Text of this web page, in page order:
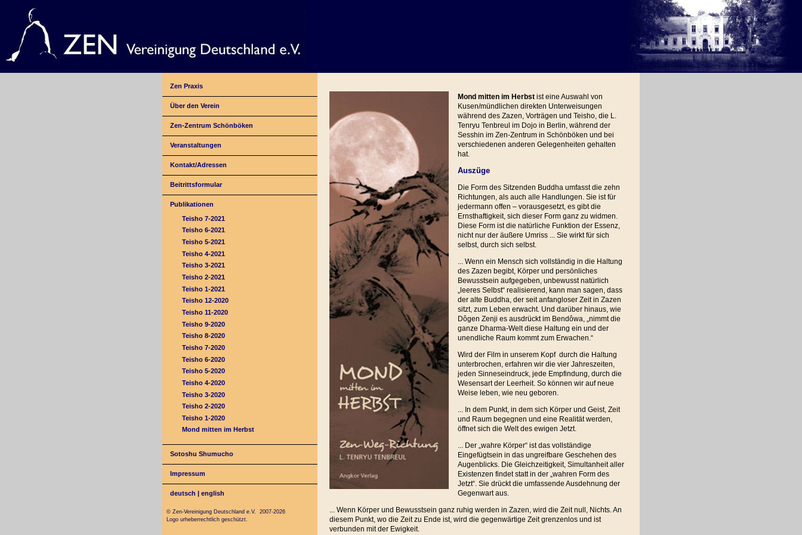
Zen Praxis
Über den Verein
Zen-Zentrum Schönböken
Veranstaltungen
Kontakt/Adressen
Beitrittsformular
Publikationen
Teisho 7-2021
Teisho 6-2021
Teisho 5-2021
Teisho 4-2021
Teisho 3-2021
Teisho 2-2021
Teisho 1-2021
Teisho 12-2020
Teisho 11-2020
Teisho 9-2020
Teisho 8-2020
Teisho 7-2020
Teisho 6-2020
Teisho 5-2020
Teisho 4-2020
Teisho 3-2020
Teisho 2-2020
Teisho 1-2020
Mond mitten im Herbst
Sotoshu Shumucho
Impressum
deutsch |english
Mond mitten im Herbst ist eine Auswahl von
Kusen/mündlichen direkten Unterweisungen
während des Zazen, Vorträgen und Teisho, die L.
Tenryu Tenbreul im Dojo in Berlin, während der
Sesshin im Zen-Zentrum in Schönböken und bei
verschiedenen anderen Gelegenheiten gehalten
hat.
Auszüge
Die Form des Sitzenden Buddha umfasst die zehn
Richtungen, als auch alle Handlungen. Sie ist für
jedermann offen – vorausgesetzt, es gibt die
Ernsthaftigkeit, sich dieser Form ganz zu widmen.
Diese Form ist die natürliche Funktion der Essenz,
nicht nur der äußere Umriss ... Sie wirkt für sich
selbst, durch sich selbst.
... Wenn ein Mensch sich vollständig in die Haltung
des Zazen begibt, Körper und persönliches
Bewusstsein aufgegeben, unbewusst natürlich
„leeres Selbst“ realisierend, kann man sagen, dass
der alte Buddha, der seit anfangloser Zeit in Zazen
sitzt, zum Leben erwacht. Und darüber hinaus, wie
Dôgen Zenji es ausdrückt im Bendôwa, „nimmt die
ganze Dharma-Welt diese Haltung ein und der
unendliche Raum kommt zum Erwachen.“
Wird der Film in unserem Kopf durch die Haltung
unterbrochen, erfahren wir die vier Jahreszeiten,
jeden Sinneseindruck, jede Empfindung, durch die
Wesensart der Leerheit. So können wir auf neue
Weise leben, wie neu geboren.
... In dem Punkt, in dem sich Körper und Geist, Zeit
und Raum begegnen und eine Realität werden,
öffnet sich die Welt des ewigen Jetzt.
... Der „wahre Körper“ ist das vollständige
Eingefügtsein in das ungreifbare Geschehen des
Augenblicks. Die Gleichzeitigkeit, Simultanheit aller
Existenzen findet statt in der „wahren Form des
Jetzt“. Sie drückt die umfassende Ausdehnung der
Gegenwart aus.
... Wenn Körper und Bewusstsein ganz ruhig werden in Zazen, wird die Zeit null, Nichts. An
diesem Punkt, wo die Zeit zu Ende ist, wird die gegenwärtige Zeit grenzenlos und ist
verbunden mit der Ewigkeit.
© Zen-Vereinigung Deutschland e.V. 2007-2026
Logo urheberrechtlich geschützt.